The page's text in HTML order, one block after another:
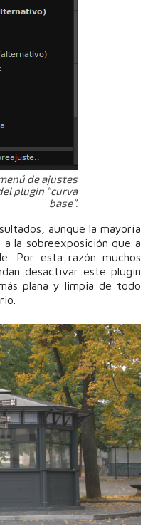
de ajustes
plugin “curva
base”.
aunque la mayoría
la sobreexposición que a
Por esta razón muchos
desactivar este plugin
plana y limpia de todo